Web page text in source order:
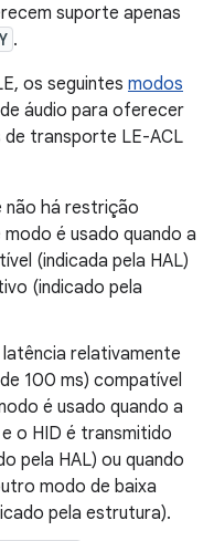
suporte apenas
.
os seguintes modos
áudio para oferecer
de transporte LE-ACL
não há restrição
é usado quando a
(indicada pela HAL)
(indicado pela
latência relativamente
100 ms) compatível
é usado quando a
o HID é transmitido
pela HAL) ou quando
modo de baixa
pela estrutura).